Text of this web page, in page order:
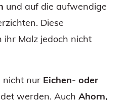
und auf die aufwendige
Diese
ihr Malz jedoch nicht
nicht nur Eichen- oder
werden. Auch Ahorn,